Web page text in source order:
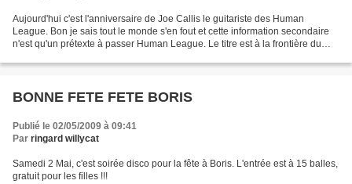
Aujourd'hui c'est l'anniversaire de Joe Callis le guitariste des Human
League. Bon je sais tout le monde s'en fout et cette information secondaire
n'est qu'un prétexte à passer Human League. Le titre est à la frontière du
BONNE FETE FETE BORIS
Publié le 02/05/2009 à 09:41
Par ringard willycat
Samedi 2 Mai, c'est soirée disco pour la fête à Boris. L'entrée est à 15 balles,
gratuit pour les filles !!!